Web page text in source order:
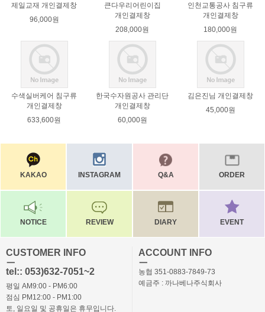
제일교재 개인결제창
96,000원
큰다우리어린이집
개인결제창
208,000원
인천교통공사 침구류
개인결제창
180,000원
수색실버케어 침구류
개인결제창
633,600원
한국수자원공사 관리단
개인결제창
60,000원
김은진님 개인결제창
45,000원
KAKAO INSTAGRAM Q&A ORDER
NOTICE REVIEW DIARY EVENT
CUSTOMER INFO
ㅡ
tel:: 053)632-7051~2
평일 AM9:00 - PM6:00
점심 PM12:00 - PM1:00
토, 일요일 및 공휴일은 휴무입니다.
ACCOUNT INFO
ㅡ
농협 351-0883-7849-73
예금주 : 까나베나주식회사